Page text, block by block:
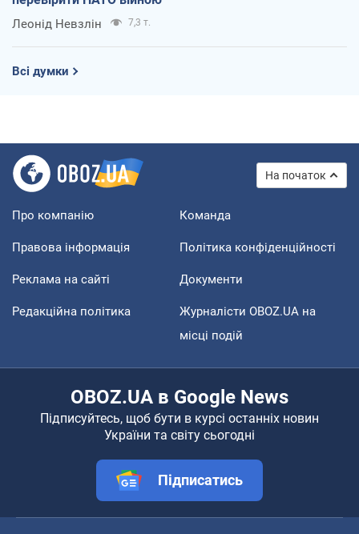
Леонід Невзлін 7,3 т.
Всі думки
На початок
Про компанію Команда
Правова інформація Політика конфіденційності
Реклама на сайті Документи
Редакційна політика
Журналісти OBOZ.UA на
місці подій
OBOZ.UA в Google News
Підписуйтесь, щоб бути в курсі останніх новин
України та світу сьогодні
Підписатись